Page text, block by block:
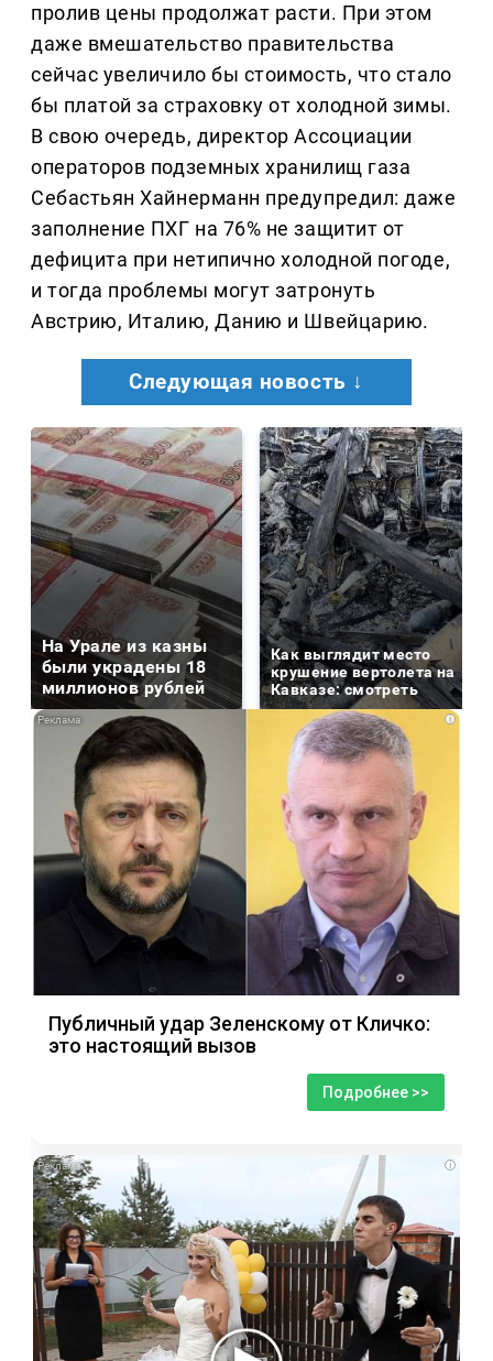
пролив цены продолжат расти. При этом
даже вмешательство правительства
сейчас увеличило бы стоимость, что стало
бы платой за страховку от холодной зимы.
В свою очередь, директор Ассоциации
операторов подземных хранилищ газа
Себастьян Хайнерманн предупредил: даже
заполнение ПХГ на 76% не защитит от
дефицита при нетипично холодной погоде,
и тогда проблемы могут затронуть
Австрию, Италию, Данию и Швейцарию.
Следующая новость ↓
На Урале из казны
были украдены 18
миллионов рублей
Как выглядит место
крушение вертолета на
Кавказе: смотреть
i
Публичный удар Зеленскому от Кличко:
это настоящий вызов
Подробнее >>
i